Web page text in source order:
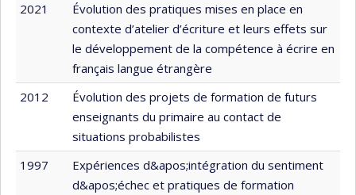
2021
Évolution des pratiques mises en place en
contexte d’atelier d’écriture et leurs effets sur
le développement de la compétence à écrire en
français langue étrangère
2012
Évolution des projets de formation de futurs
enseignants du primaire au contact de
situations probabilistes
1997
Expériences d&apos;intégration du sentiment
d&apos;échec et pratiques de formation